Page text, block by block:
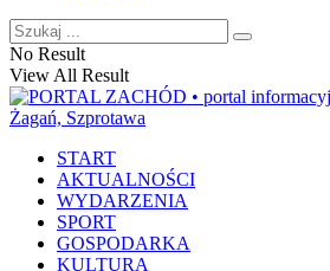
No Result
View All Result
START
AKTUALNOŚCI
WYDARZENIA
SPORT
GOSPODARKA
KULTURA